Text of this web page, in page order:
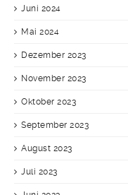
Juni 2024
Mai 2024
Dezember 2023
November 2023
Oktober 2023
September 2023
August 2023
Juli 2023